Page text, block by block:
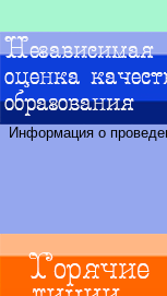
Информация о